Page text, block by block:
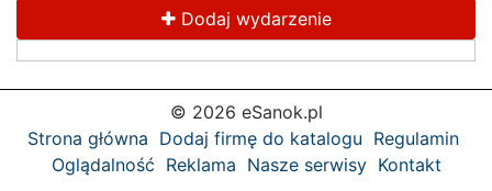
Dodaj wydarzenie
© 2026 eSanok.pl
Strona główna Dodaj firmę do katalogu Regulamin
Oglądalność Reklama Nasze serwisy Kontakt